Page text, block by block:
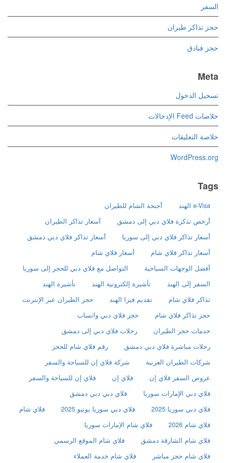
السفر
حجز تذاكر طيران
حجز فنادق
Meta
تسجيل الدخول
خلاصات Feed الإدخالات
خلاصة التعليقات
WordPress.org
Tags
e-Visa الهند
أجنحة الشام للطيران
أرخص تذكرة فلاي دبي إلى دمشق
أسعار تذاكر الطيران
أسعار تذاكر فلاي دبي إلى سوريا
أسعار تذاكر فلاي دبي دمشق
أسعار تذاكر فلاي شام
أسعار فلاي شام
أفضل الوجهات السياحية
التواصل مع فلاي دبي للحجز إلى سوريا
السفر إلى الهند
تأشيرة إلكترونية الهند
تأشيرة الهند
تذاكر فلاي شام
تقديم فيزا الهند
حجز الطيران عبر الإنترنت
حجز تذاكر فلاي شام
حجز فلاي دبي واتساب
خدمات حجز الطيران
رحلات فلاي دبي إلى دمشق
رحلات مباشرة فلاي دبي دمشق
رقم فلاي شام للحجز
شركات الطيران العربية
شركة فلاي إن للسياحة والسفر
عروض السفر فلاي إن
فلاي إن
فلاي إن للسياحة والسفر
فلاي دبي الإمارات سوريا
فلاي دبي دبي دمشق
فلاي دبي سوريا 2025
فلاي دبي سوريا يونيو 2025
فلاي شام
فلاي شام 2026
فلاي شام الإمارات سوريا
فلاي شام الشارقة دمشق
فلاي شام الموقع الرسمي
فلاي شام حجز مباشر
فلاي شام خدمة العملاء